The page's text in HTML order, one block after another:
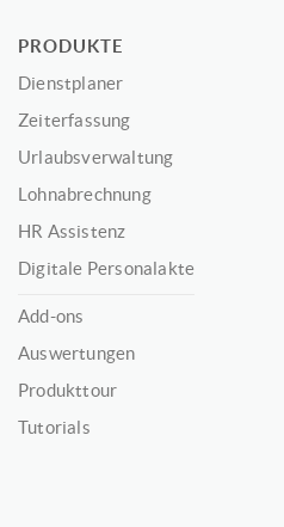
PRODUKTE
Dienstplaner
Zeiterfassung
Urlaubsverwaltung
Lohnabrechnung
HR Assistenz
Digitale Personalakte
Add-ons
Auswertungen
Produkttour
Tutorials